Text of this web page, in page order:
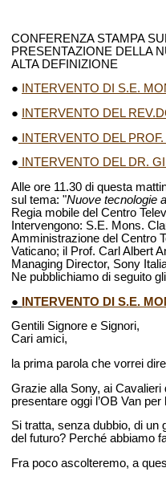
CONFERENZA STAMPA
PRESENTAZIONE DELLA
ALTA DEFINIZIONE
●
INTERVENTO DI S.E.
●
INTERVENTO DEL
● INTERVENTO DEL
● INTERVENTO DEL DR.
Alle ore 11.30 di questa
sul tema: "Nuove tecnologie
Regia mobile del Centro
Intervengono: S.E. Mons.
Amministrazione del Centro
Vaticano; il Prof. Carl Albert
Managing Director, Sony
Ne pubblichiamo di seguito
● INTERVENTO DI S.E.
Gentili Signore e Signori,
Cari amici,
la prima parola che vorrei
Grazie alla Sony, ai
presentare oggi l’OB Van
Si tratta, senza dubbio, di un
del futuro? Perché abbiamo
Fra poco ascolteremo, a